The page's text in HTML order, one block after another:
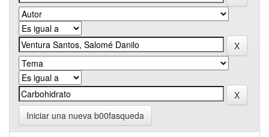
Iniciar una nueva b00fasqueda